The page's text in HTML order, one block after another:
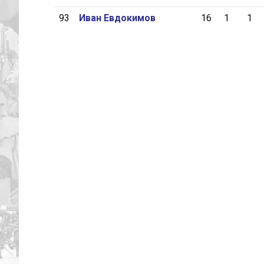
93 Иван Евдокимов 16 1 1